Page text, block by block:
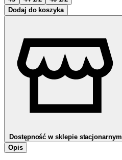
Dodaj do koszyka
Dostępność w sklepie stacjonarnym
Opis